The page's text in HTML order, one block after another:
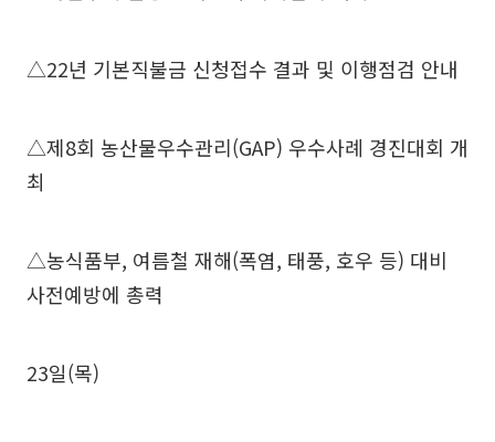
△22년 기본직불금 신청접수 결과 및 이행점검 안내
△제8회 농산물우수관리(GAP) 우수사례 경진대회 개
최
△농식품부, 여름철 재해(폭염, 태풍, 호우 등) 대비
사전예방에 총력
23일(목)